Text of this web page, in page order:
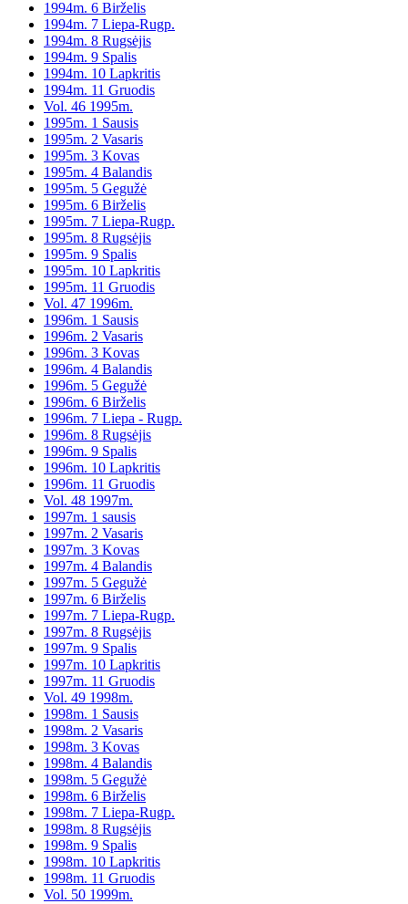
1994m. 6 Birželis
1994m. 7 Liepa-Rugp.
1994m. 8 Rugsėjis
1994m. 9 Spalis
1994m. 10 Lapkritis
1994m. 11 Gruodis
Vol. 46 1995m.
1995m. 1 Sausis
1995m. 2 Vasaris
1995m. 3 Kovas
1995m. 4 Balandis
1995m. 5 Gegužė
1995m. 6 Birželis
1995m. 7 Liepa-Rugp.
1995m. 8 Rugsėjis
1995m. 9 Spalis
1995m. 10 Lapkritis
1995m. 11 Gruodis
Vol. 47 1996m.
1996m. 1 Sausis
1996m. 2 Vasaris
1996m. 3 Kovas
1996m. 4 Balandis
1996m. 5 Gegužė
1996m. 6 Birželis
1996m. 7 Liepa - Rugp.
1996m. 8 Rugsėjis
1996m. 9 Spalis
1996m. 10 Lapkritis
1996m. 11 Gruodis
Vol. 48 1997m.
1997m. 1 sausis
1997m. 2 Vasaris
1997m. 3 Kovas
1997m. 4 Balandis
1997m. 5 Gegužė
1997m. 6 Birželis
1997m. 7 Liepa-Rugp.
1997m. 8 Rugsėjis
1997m. 9 Spalis
1997m. 10 Lapkritis
1997m. 11 Gruodis
Vol. 49 1998m.
1998m. 1 Sausis
1998m. 2 Vasaris
1998m. 3 Kovas
1998m. 4 Balandis
1998m. 5 Gegužė
1998m. 6 Birželis
1998m. 7 Liepa-Rugp.
1998m. 8 Rugsėjis
1998m. 9 Spalis
1998m. 10 Lapkritis
1998m. 11 Gruodis
Vol. 50 1999m.